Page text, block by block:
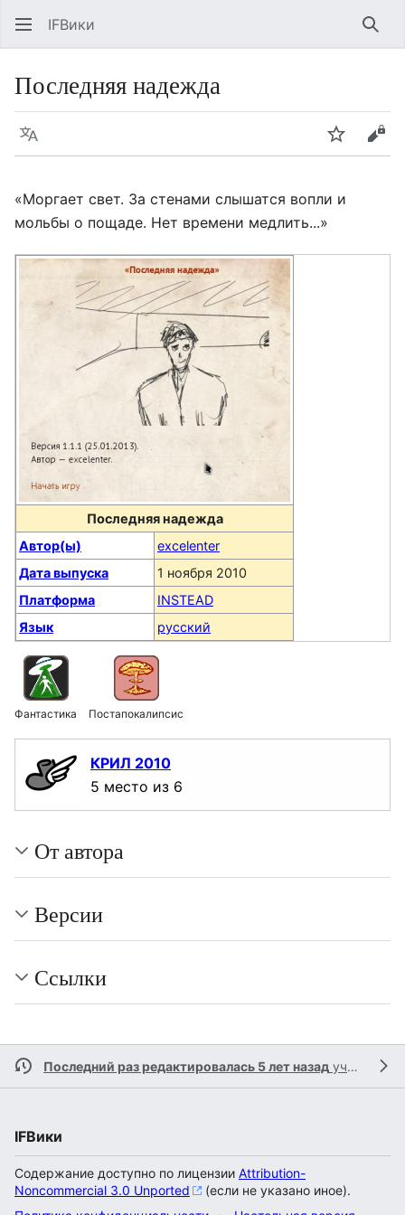
IFВики
Последняя надежда
Язык Следить
«Моргает свет. За стенами слышатся вопли и
мольбы о пощаде. Нет времени медлить...»
Последняя надежда
Автор(ы)
excelenter
Дата выпуска
1 ноября 2010
Платформа
INSTEAD
Язык
русский
Фантастика Постапокалипсис
КРИЛ 2010
5 место из 6
От автора
Версии
Ссылки
Последний раз редактировалась 5 лет назад участником
IFВики
Содержание доступно по лицензии Attribution-
Noncommercial 3.0 Unported
(если не указано иное).